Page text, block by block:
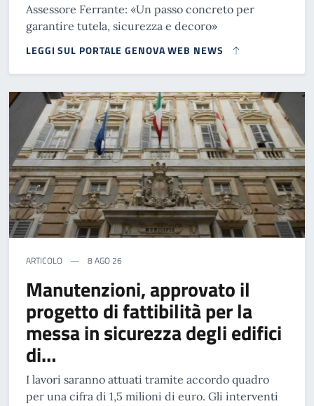
Assessore Ferrante: «Un passo concreto per
garantire tutela, sicurezza e decoro»
LEGGI SUL PORTALE GENOVA WEB NEWS
ARTICOLO 8 AGO 26
Manutenzioni, approvato il
progetto di fattibilità per la
messa in sicurezza degli edifici
di…
I lavori saranno attuati tramite accordo quadro
per una cifra di 1,5 milioni di euro. Gli interventi